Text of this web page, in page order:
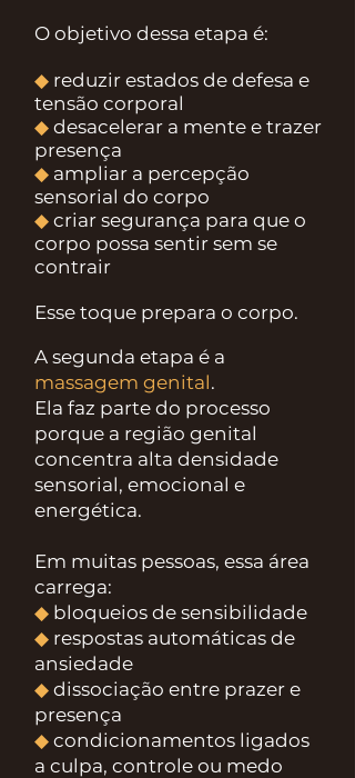
O objetivo dessa etapa é:
◆ reduzir estados de defesa e
tensão corporal
◆ desacelerar a mente e trazer
presença
◆ ampliar a percepção
sensorial do corpo
◆ criar segurança para que o
corpo possa sentir sem se
contrair
Esse toque prepara o corpo.
A segunda etapa é a
massagem genital.
Ela faz parte do processo
porque a região genital
concentra alta densidade
sensorial, emocional e
energética.
Em muitas pessoas, essa área
carrega:
◆ bloqueios de sensibilidade
◆ respostas automáticas de
ansiedade
◆ dissociação entre prazer e
presença
◆ condicionamentos ligados
a culpa, controle ou medo